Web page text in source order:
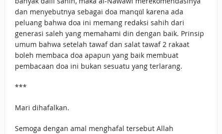
dan menyebutnya sebagai doa manqūl karena ada
peluang bahwa doa ini memang redaksi sahih dari
generasi saleh yang memahami din dengan baik. Prinsip
umum bahwa setelah tawaf dan salat tawaf 2 rakaat
boleh membaca doa apapun yang baik membuat
pembacaan doa ini bukan sesuatu yang terlarang.
***
Mari dihafalkan.
Semoga dengan amal menghafal tersebut Allah